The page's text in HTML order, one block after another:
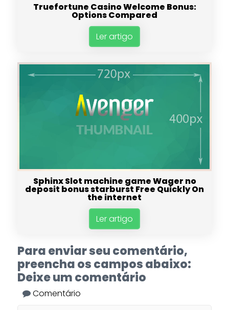
Truefortune Casino Welcome Bonus:
Options Compared
Ler artigo
Sphinx Slot machine game Wager no
deposit bonus starburst Free Quickly On
the internet
Ler artigo
Para enviar seu comentário,
preencha os campos abaixo:
Deixe um comentário
Comentário